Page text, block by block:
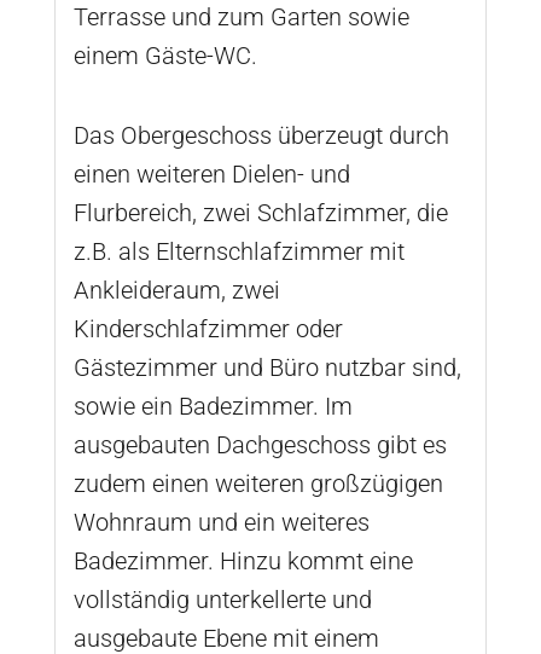
Terrasse und zum Garten sowie
einem Gäste-WC.
Das Obergeschoss überzeugt durch
einen weiteren Dielen- und
Flurbereich, zwei Schlafzimmer, die
z.B. als Elternschlafzimmer mit
Ankleideraum, zwei
Kinderschlafzimmer oder
Gästezimmer und Büro nutzbar sind,
sowie ein Badezimmer. Im
ausgebauten Dachgeschoss gibt es
zudem einen weiteren großzügigen
Wohnraum und ein weiteres
Badezimmer. Hinzu kommt eine
vollständig unterkellerte und
ausgebaute Ebene mit einem